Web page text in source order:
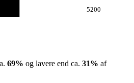
5200
69% og lavere end ca. 31% af